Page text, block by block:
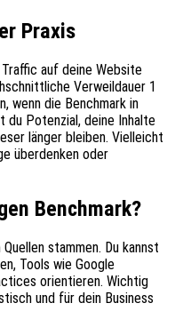
Praxis
auf deine Website
Verweildauer 1
wenn die Benchmark in
du Potenzial, deine Inhalte
länger bleiben. Vielleicht
überdenken oder
Benchmark?
stammen. Du kannst
Tools wie Google
orientieren. Wichtig
und für dein Business